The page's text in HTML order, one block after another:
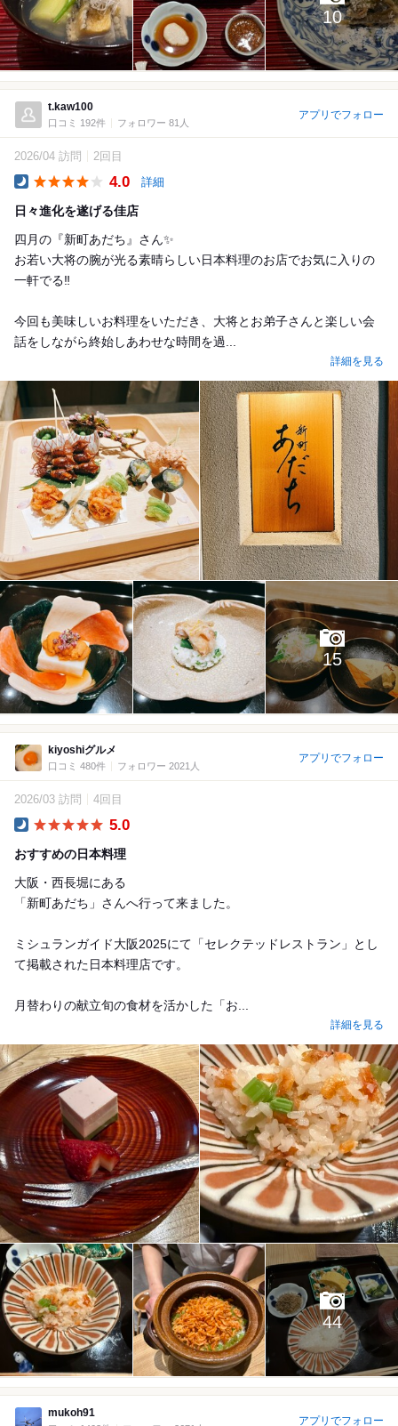
10
t.kaw100
口コミ 192件 フォロワー 81人
アプリでフォロー
2026/04 訪問 2回目
4.0 詳細
日々進化を遂げる佳店
四月の『新町あだち』さん✨
お若い大将の腕が光る素晴らしい日本料理のお店でお気に入りの
一軒でる‼️
今回も美味しいお料理をいただき、大将とお弟子さんと楽しい会
話をしながら終始しあわせな時間を過...
詳細を見る
15
kiyoshiグルメ
口コミ 480件 フォロワー 2021人
アプリでフォロー
2026/03 訪問 4回目
5.0
おすすめの日本料理
大阪・西長堀にある
「新町あだち」さんへ行って来ました。
ミシュランガイド大阪2025にて「セレクテッドレストラン」とし
て掲載された日本料理店です。
月替わりの献立旬の食材を活かした「お...
詳細を見る
44
mukoh91
アプリでフォロー